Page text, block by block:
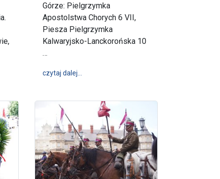
Święta
Apostolstwa Chorych
Górze: Pielgrzymka
Apostolstwa Chorych 6 VII,
Piesza Pielgrzymka
Kalwaryjsko-Lanckorońska 10
…
czytaj dalej…